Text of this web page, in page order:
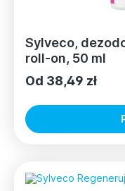
Sylveco,
roll-on, 50 ml
Od 38,49 zł